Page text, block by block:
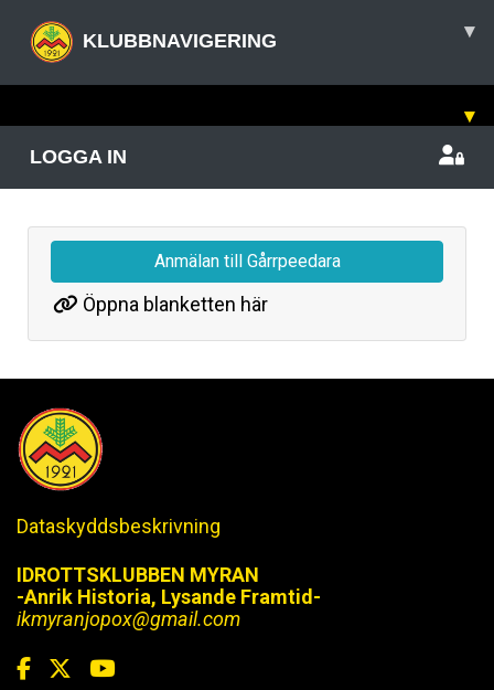
KLUBBNAVIGERING ▾
▾
LOGGA IN
Anmälan till Gårrpeedara
Öppna blanketten här
Dataskyddsbeskrivning
IDROTTSKLUBBEN MYRAN
-Anrik Historia, Lysande Framtid-
ikmyranjopox@gmail.com